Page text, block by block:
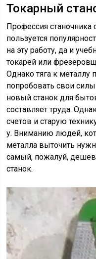
Токарный
Профессия станочника
пользуется
на эту работу, да и
токарей или
Однако тяга к металлу
попробовать свои
новый станок для
составляет труда.
счетов и старую
у. Вниманию людей,
металла выточить
самый, пожалуй,
станок.